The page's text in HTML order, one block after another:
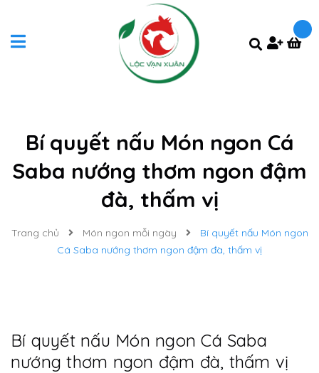
Bí quyết nấu Món ngon Cá
Saba nướng thơm ngon đậm
đà, thấm vị
Trang chủ Món ngon mỗi ngày
Bí quyết nấu Món ngon
Cá Saba nướng thơm ngon đậm đà, thấm vị
Bí quyết nấu Món ngon Cá Saba
nướng thơm ngon đậm đà, thấm vị